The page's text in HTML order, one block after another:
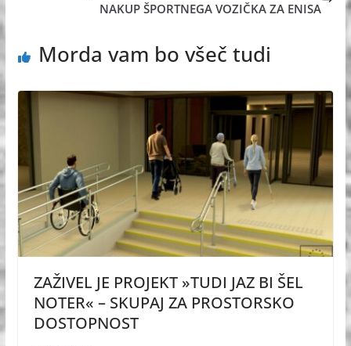
NAKUP ŠPORTNEGA VOZIČKA ZA ENISA
Morda vam bo všeč tudi
ZAŽIVEL JE PROJEKT »TUDI JAZ BI ŠEL
NOTER« – SKUPAJ ZA PROSTORSKO
DOSTOPNOST